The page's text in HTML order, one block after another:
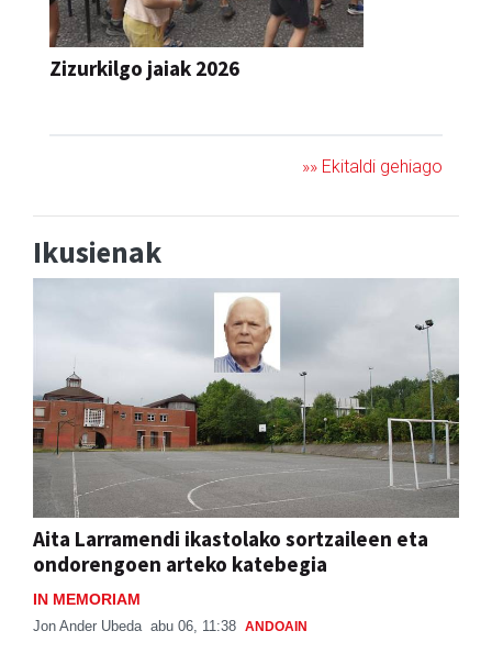
Zizurkilgo jaiak 2026
»» Ekitaldi gehiago
Ikusienak
Aita Larramendi ikastolako sortzaileen eta
ondorengoen arteko katebegia
IN MEMORIAM
Jon Ander Ubeda abu 06, 11:38 ANDOAIN